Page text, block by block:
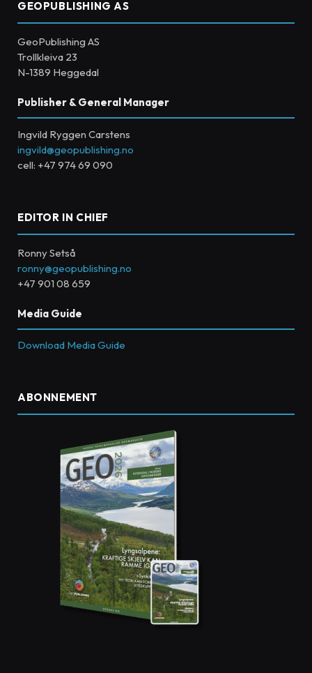
GEOPUBLISHING AS
GeoPublishing AS
Trollkleiva 23
N-1389 Heggedal
Publisher & General Manager
Ingvild Ryggen Carstens
ingvild@geopublishing.no
cell: +47 974 69 090
EDITOR IN CHIEF
Ronny Setså
ronny@geopublishing.no
+47 901 08 659
Media Guide
Download Media Guide
ABONNEMENT